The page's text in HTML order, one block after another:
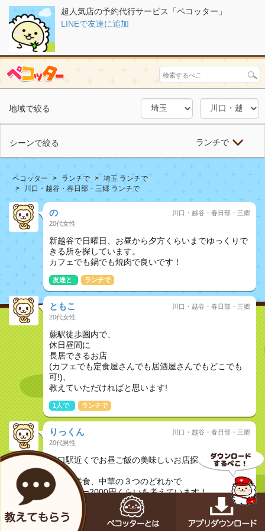
超人気店の予約代行サービス「ペコッター」
LINEで友達に追加
地域で絞る
シーンで絞る ランチで
ペコッター ランチで
埼玉 ランチで
川口・越谷・春日部・三郷 ランチで
の
20代女性
川口・越谷・春日部・三郷
新越谷で日曜日、お昼から夕方くらいまでゆっくりで
きる所を探しています。
カフェでも鍋でも焼肉で良いです！
友達と ランチで
ともこ
20代女性
川口・越谷・春日部・三郷
蕨駅徒歩圏内で、
休日昼間に
長居できるお店
(カフェでも定食屋さんでも居酒屋さんでもどこでも
可!)、
教えていただければと思います!
1人で ランチで
りっくん
20代男性
川口・越谷・春日部・三郷
川口駅近くでお昼ご飯の美味しいお店探していま
す！！
和食、洋食、中華の３つのどれかで
1人1000ー2000円くらいを考えています！
オススメありましたらお願いします(；ω；)
恋人と ランチで